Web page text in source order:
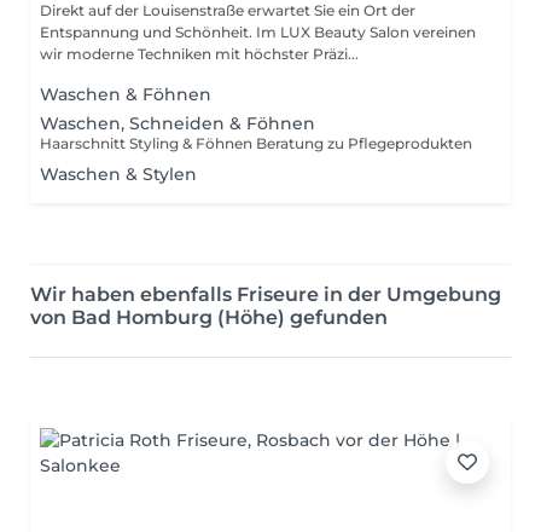
Direkt auf der Louisenstraße erwartet Sie ein Ort der
Entspannung und Schönheit. Im LUX Beauty Salon vereinen
wir moderne Techniken mit höchster Präzi...
Waschen & Föhnen
Waschen, Schneiden & Föhnen
Haarschnitt Styling & Föhnen Beratung zu Pflegeprodukten
Waschen & Stylen
Wir haben ebenfalls Friseure in der Umgebung
von Bad Homburg (Höhe) gefunden